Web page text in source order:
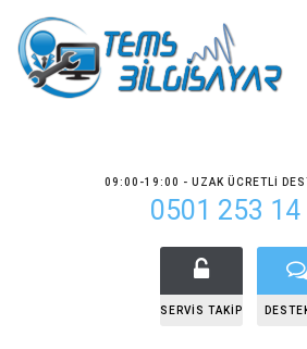
09:00-19:00 - UZAK ÜCRETLI
0501 253 14
SERVIS TAKIP